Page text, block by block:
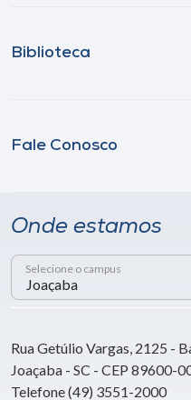
Biblioteca
Fale Conosco
Onde estamos
Selecione o campus
Rua Getúlio Vargas, 2125 -
Joaçaba - SC - CEP 89600-
Telefone (49) 3551-2000